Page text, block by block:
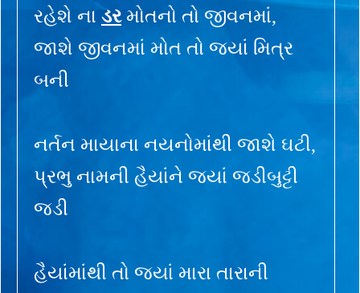
રહેશે ના ડરમોતનો તો જીવનમાં,
જાશે જીવનમાં મોત તો જ્યાં મિત્ર
બની
નર્તન માયાના નયનોમાંથી જાશે ઘટી,
પ્રભુ નામની હૈયાંને જ્યાં જડીબુટ્ટી
જડી
હૈયાંમાંથી તો જ્યાં મારા તારાની